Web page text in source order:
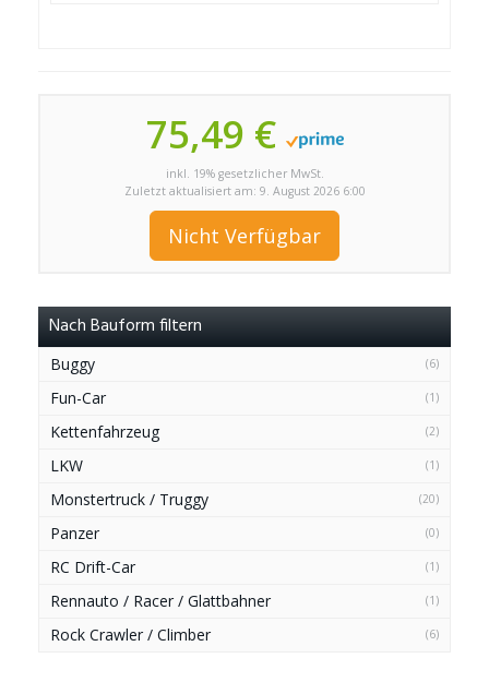
75,49 €
inkl. 19% gesetzlicher MwSt.
Zuletzt aktualisiert am: 9. August 2026 6:00
Nicht Verfügbar
Nach Bauform filtern
Buggy (6)
Fun-Car (1)
Kettenfahrzeug (2)
LKW (1)
Monstertruck / Truggy (20)
Panzer (0)
RC Drift-Car (1)
Rennauto / Racer / Glattbahner (1)
Rock Crawler / Climber (6)